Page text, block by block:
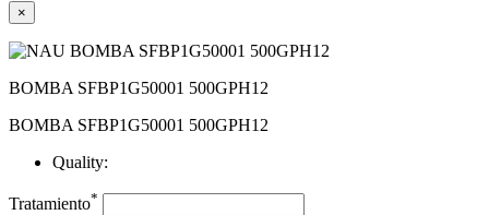
×
BOMBA SFBP1G50001 500GPH12
BOMBA SFBP1G50001 500GPH12
Quality:
Tratamiento*